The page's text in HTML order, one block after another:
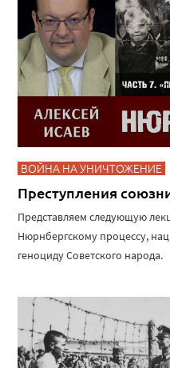
ВОЙНА НА УНИЧТОЖЕНИЕ
Преступления
Представляем следующую
Нюрнбергскому процессу,
геноциду Советского народа.